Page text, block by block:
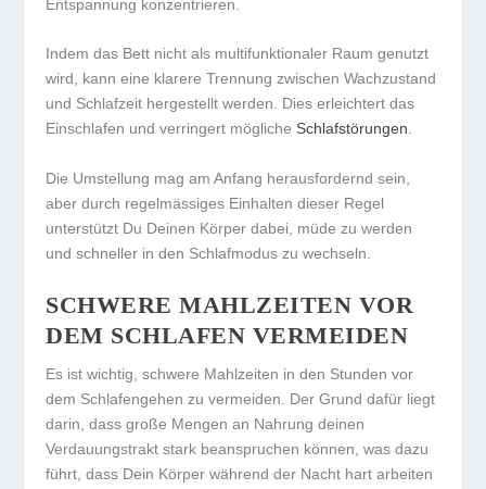
Entspannung konzentrieren.
Indem das Bett nicht als multifunktionaler Raum genutzt
wird, kann eine klarere Trennung zwischen Wachzustand
und Schlafzeit hergestellt werden. Dies erleichtert das
Einschlafen und verringert mögliche Schlafstörungen.
Die Umstellung mag am Anfang herausfordernd sein,
aber durch regelmässiges Einhalten dieser Regel
unterstützt Du Deinen Körper dabei, müde zu werden
und schneller in den Schlafmodus zu wechseln.
SCHWERE MAHLZEITEN VOR
DEM SCHLAFEN VERMEIDEN
Es ist wichtig,schwere Mahlzeiten in den Stunden vor
dem Schlafengehen zu vermeiden. Der Grund dafür liegt
darin, dass große Mengen an Nahrung deinen
Verdauungstrakt stark beanspruchen können, was dazu
führt, dass Dein Körper während der Nacht hart arbeiten